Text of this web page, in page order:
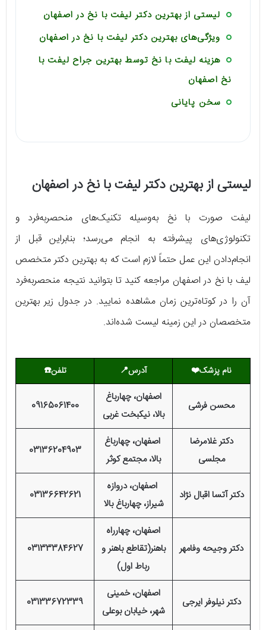
لیستی از بهترین دکتر لیفت با نخ در اصفهان
ویژگی‌های بهترین دکتر لیفت با نخ در اصفهان
هزینه لیفت با نخ توسط بهترین جراح لیفت با
نخ اصفهان
سخن پایانی
لیستی از بهترین دکتر لیفت با نخ در اصفهان
لیفت صورت با نخ به‌وسیله تکنیک‌های منحصربه‌فرد و
تکنولوژی‌های پیشرفته به انجام می‌رسد؛ بنابراین قبل از
انجام‌دادن این عمل حتماً لازم است که به بهترین دکتر متخصص
لیف با نخ در اصفهان مراجعه کنید تا بتوانید نتیجه منحصربه‌فرد
آن را در کوتاه‌ترین زمان مشاهده نمایید. در جدول زیر بهترین
متخصصان در این زمینه لیست شده‌اند.
نام پزشک❤️ آدرس📍 تلفن☎️
محسن فرشی
اصفهان، چهارباغ
بالا، نیکبخت غربی
09165061400
دکتر غلامرضا
مجلسی
اصفهان، چهارباغ
بالا، مجتمع کوثر
03136204903
دکتر آتسا اقبال نژاد
اصفهان، دروازه
شیراز، چهارباغ بالا
03136642621
دکتر وجیحه وفامهر
اصفهان، چهارراه
باهنر(تقاطع باهنر و
رباط اول)
03133384627
دکتر نیلوفر ایرجی
اصفهان، خمینی
شهر، خیابان بوعلی
03133672339